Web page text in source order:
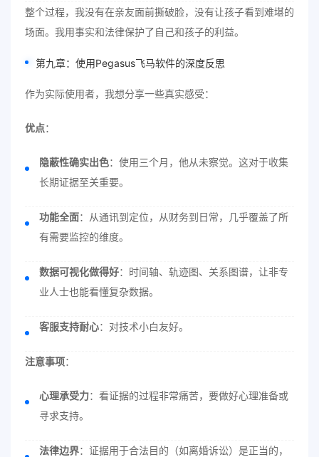
整个过程，我没有在亲友面前撕破脸，没有让孩子看到难堪的
场面。我用事实和法律保护了自己和孩子的利益。
第九章：使用Pegasus飞马软件的深度反思
作为实际使用者，我想分享一些真实感受：
优点：
隐蔽性确实出色：使用三个月，他从未察觉。这对于收集
长期证据至关重要。
功能全面：从通讯到定位，从财务到日常，几乎覆盖了所
有需要监控的维度。
数据可视化做得好：时间轴、轨迹图、关系图谱，让非专
业人士也能看懂复杂数据。
客服支持耐心：对技术小白友好。
注意事项：
心理承受力：看证据的过程非常痛苦，要做好心理准备或
寻求支持。
法律边界：证据用于合法目的（如离婚诉讼）是正当的，